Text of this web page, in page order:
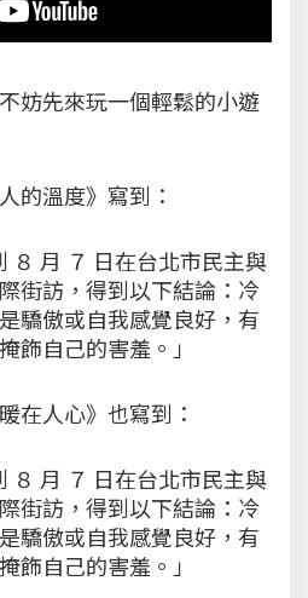
妨先來玩一個輕鬆的小遊
的溫度》寫到：
８ 月 ７ 日在台北市民主與
街訪，得到以下結論：冷
驕傲或自我感覺良好，有
飾自己的害羞。」
在人心》也寫到：
８ 月 ７ 日在台北市民主與
街訪，得到以下結論：冷
驕傲或自我感覺良好，有
飾自己的害羞。」